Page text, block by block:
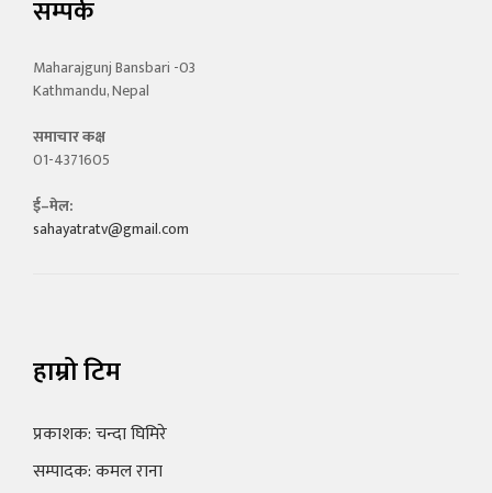
सम्पर्क
Maharajgunj Bansbari -03
Kathmandu, Nepal
समाचार कक्ष
01-4371605
ई–मेल:
sahayatratv@gmail.com
हाम्रो टिम
प्रकाशक: चन्दा घिमिरे
सम्पादक: कमल राना